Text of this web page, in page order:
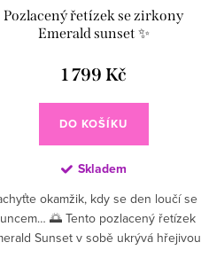
Pozlacený řetízek se zirkony
Emerald sunset ✨
1 799 Kč
DO KOŠÍKU
Skladem
okamžik, kdy se den loučí se
🌅 Tento pozlacený řetízek
Sunset v sobě ukrývá hřejivou